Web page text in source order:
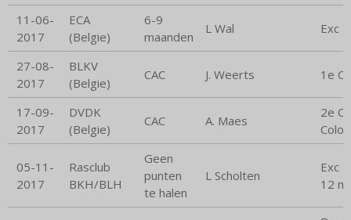
11-06-
2017
ECA
(Belgie)
6-9
maanden
L Wal Exc
27-08-
2017
BLKV
(Belgie)
CAC J. Weerts 1e
17-09-
2017
DVDK
(Belgie)
CAC A. Maes
2e
05-11-
2017
Rasclub
BKH/BLH
Geen
punten
te halen
L Scholten
Exc
12